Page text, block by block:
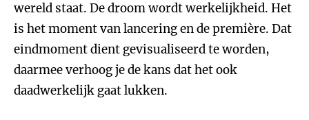
wereld staat. De droom wordt werkelijkheid. Het
is het moment van lancering en de première. Dat
eindmoment dient gevisualiseerd te worden,
daarmee verhoog je de kans dat het ook
daadwerkelijk gaat lukken.